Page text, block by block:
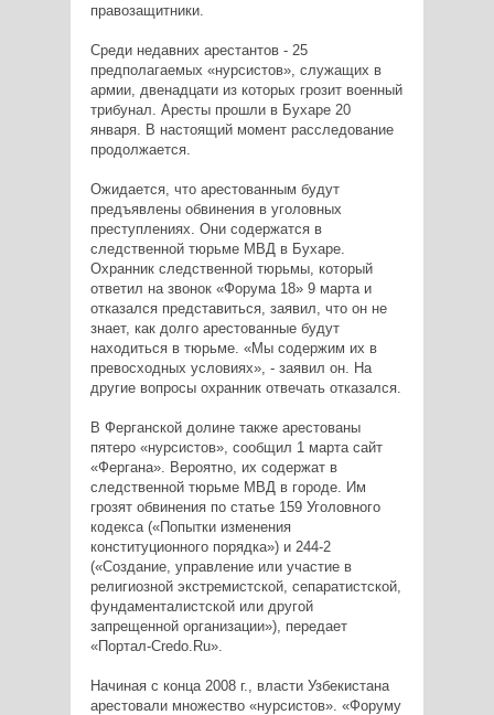
правозащитники.
Среди недавних арестантов - 25
предполагаемых «нурсистов», служащих в
армии, двенадцати из которых грозит военный
трибунал. Аресты прошли в Бухаре 20
января. В настоящий момент расследование
продолжается.
Ожидается, что арестованным будут
предъявлены обвинения в уголовных
преступлениях. Они содержатся в
следственной тюрьме МВД в Бухаре.
Охранник следственной тюрьмы, который
ответил на звонок «Форума 18» 9 марта и
отказался представиться, заявил, что он не
знает, как долго арестованные будут
находиться в тюрьме. «Мы содержим их в
превосходных условиях», - заявил он. На
другие вопросы охранник отвечать отказался.
В Ферганской долине также арестованы
пятеро «нурсистов», сообщил 1 марта сайт
«Фергана». Вероятно, их содержат в
следственной тюрьме МВД в городе. Им
грозят обвинения по статье 159 Уголовного
кодекса («Попытки изменения
конституционного порядка») и 244-2
(«Создание, управление или участие в
религиозной экстремистской, сепаратистской,
фундаменталистской или другой
запрещенной организации»), передает
«Портал-Credo.Ru».
Начиная с конца 2008 г., власти Узбекистана
арестовали множество «нурсистов». «Форуму